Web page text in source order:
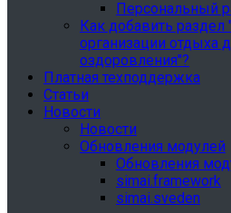
Персональный
Как добавить раздел
организации отдыха
оздоровления"?
Платная техподдержка
Статьи
Новости
Новости
Обновления модулей
Обновления
simai.framework
simai.sveden